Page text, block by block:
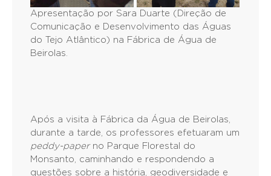
Apresentação por Sara Duarte (Direção de
Comunicação e Desenvolvimento das Águas
do Tejo Atlântico) na Fábrica de Água de
Beirolas.
Após a visita à Fábrica da Água de Beirolas,
durante a tarde, os professores efetuaram um
peddy-paper no Parque Florestal do
Monsanto, caminhando e respondendo a
questões sobre a história, geodiversidade e